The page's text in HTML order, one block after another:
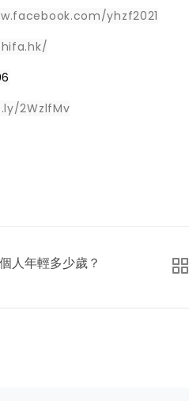
yhzf2021
2WzlfMv
人年輕多少歲？